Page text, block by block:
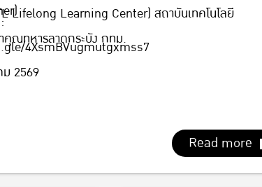
Lifelong Learning Center) สถาบันเทคโนโลยี
คุณทหารลาดกระบัง กทม.
:
4XsmBVugmutgxmss7
2569
Read more